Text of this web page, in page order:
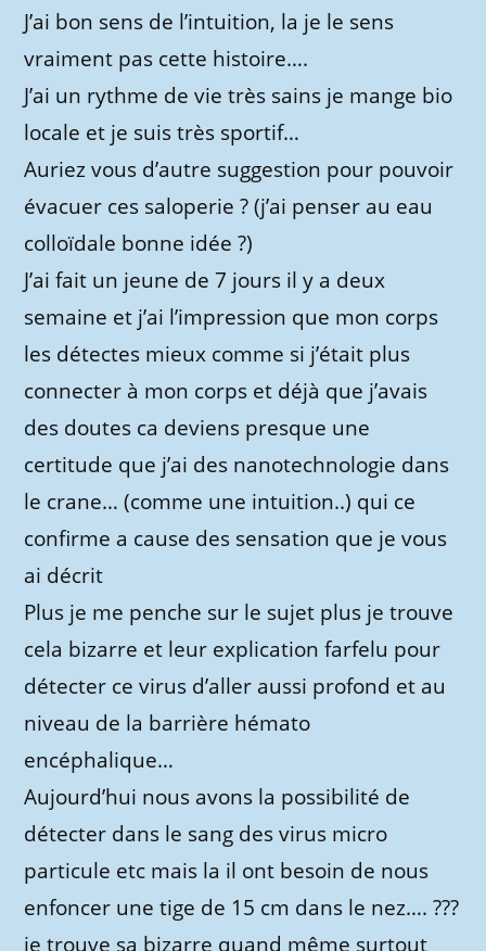
J’ai bon sens de l’intuition, la je le sens
vraiment pas cette histoire….
J’ai un rythme de vie très sains je mange bio
locale et je suis très sportif…
Auriez vous d’autre suggestion pour pouvoir
évacuer ces saloperie ? (j’ai penser au eau
colloïdale bonne idée ?)
J’ai fait un jeune de 7 jours il y a deux
semaine et j’ai l’impression que mon corps
les détectes mieux comme si j’était plus
connecter à mon corps et déjà que j’avais
des doutes ca deviens presque une
certitude que j’ai des nanotechnologie dans
le crane… (comme une intuition..) qui ce
confirme a cause des sensation que je vous
ai décrit
Plus je me penche sur le sujet plus je trouve
cela bizarre et leur explication farfelu pour
détecter ce virus d’aller aussi profond et au
niveau de la barrière hémato
encéphalique…
Aujourd’hui nous avons la possibilité de
détecter dans le sang des virus micro
particule etc mais la il ont besoin de nous
enfoncer une tige de 15 cm dans le nez…. ???
je trouve sa bizarre quand même surtout